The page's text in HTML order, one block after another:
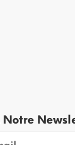
Notre